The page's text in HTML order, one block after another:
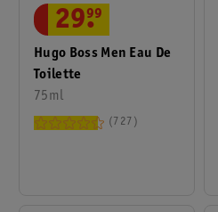
Hugo Boss Men Eau De
Toilette
75ml
29.
99
727